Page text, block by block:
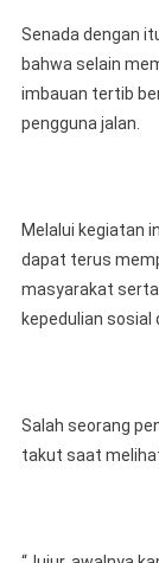
Senada dengan
bahwa selain
imbauan tertib
pengguna jalan.
Melalui kegiatan
dapat terus
masyarakat
kepedulian sosial
Salah seorang
takut saat